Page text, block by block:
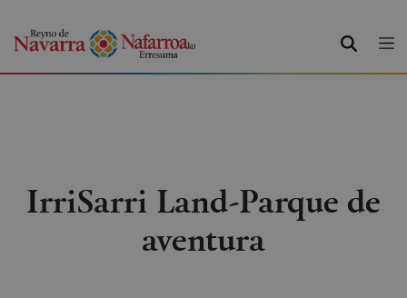
BUSCAR
IrriSarri Land-Parque de
aventura